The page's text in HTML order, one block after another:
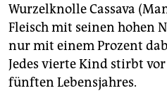
Wurzelknolle Cassava
Fleisch mit seinen hohen
nur mit einem Prozent
Jedes vierte Kind stirbt
fünften Lebensjahres.